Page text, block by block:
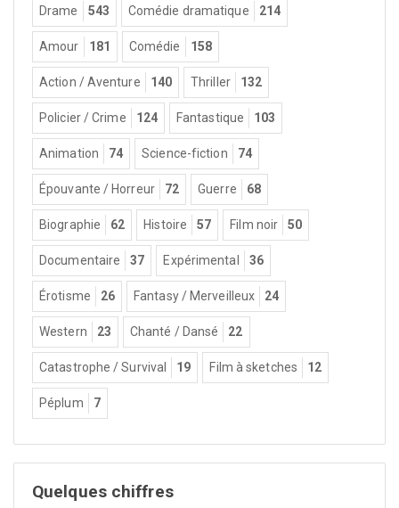
Drame 543 Comédie dramatique 214
Amour 181 Comédie 158
Action / Aventure 140 Thriller 132
Policier / Crime 124 Fantastique 103
Animation 74 Science-fiction 74
Épouvante / Horreur 72 Guerre 68
Biographie 62 Histoire 57 Film noir 50
Documentaire 37 Expérimental 36
Érotisme 26 Fantasy / Merveilleux 24
Western 23 Chanté / Dansé 22
Catastrophe / Survival 19 Film à sketches 12
Péplum 7
Quelques chiffres